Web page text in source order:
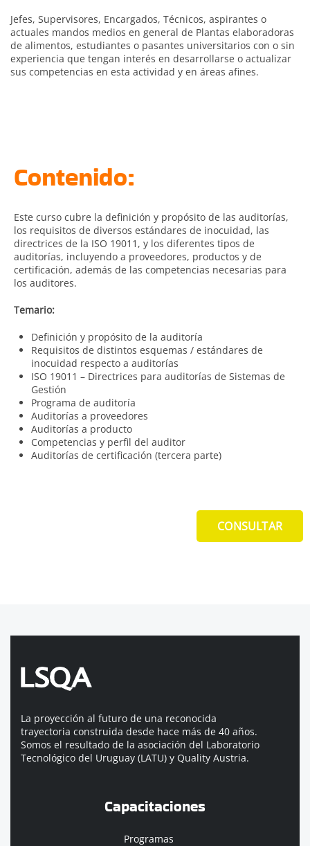
Jefes, Supervisores, Encargados, Técnicos, aspirantes o
actuales mandos medios en general de Plantas elaboradoras
de alimentos, estudiantes o pasantes universitarios con o sin
experiencia que tengan interés en desarrollarse o actualizar
sus competencias en esta actividad y en áreas afines.
Contenido:
Este curso cubre la definición y propósito de las auditorías,
los requisitos de diversos estándares de inocuidad, las
directrices de la ISO 19011, y los diferentes tipos de
auditorías, incluyendo a proveedores, productos y de
certificación, además de las competencias necesarias para
los auditores.
Temario:
Definición y propósito de la auditoría
Requisitos de distintos esquemas / estándares de
inocuidad respecto a auditorías
ISO 19011 – Directrices para auditorías de Sistemas de
Gestión
Programa de auditoría
Auditorías a proveedores
Auditorías a producto
Competencias y perfil del auditor
Auditorías de certificación (tercera parte)
CONSULTAR
La proyección al futuro de una reconocida
trayectoria construida desde hace más de 40 años.
Somos el resultado de la asociación del Laboratorio
Tecnológico del Uruguay (LATU) y Quality Austria.
Capacitaciones
Programas